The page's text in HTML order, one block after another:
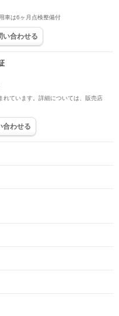
車は6ヶ月点検整備付
い合わせる
ています。詳細については、販売店
合わせる